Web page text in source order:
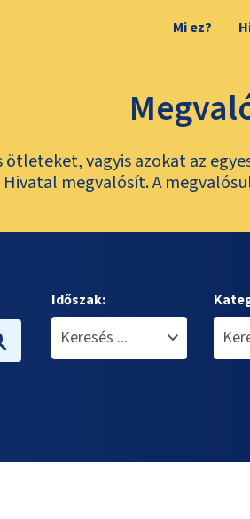
Mi ez?
vagyis azokat az
megvalósít. A
Időszak: